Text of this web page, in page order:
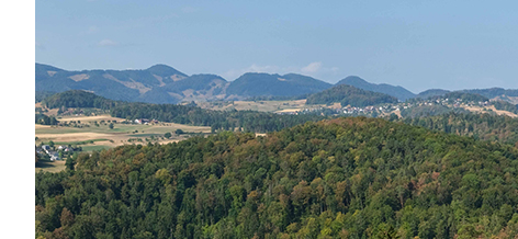
weitere Informationen